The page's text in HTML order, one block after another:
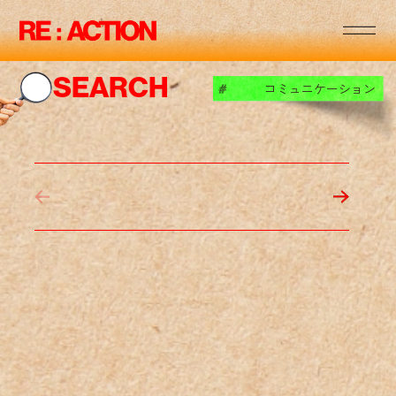
SEARCH
:
:
:
:
:
:
:
# コミュニケーション
RE:
RE:
RE:
RE:
RE:
RE:
RE: